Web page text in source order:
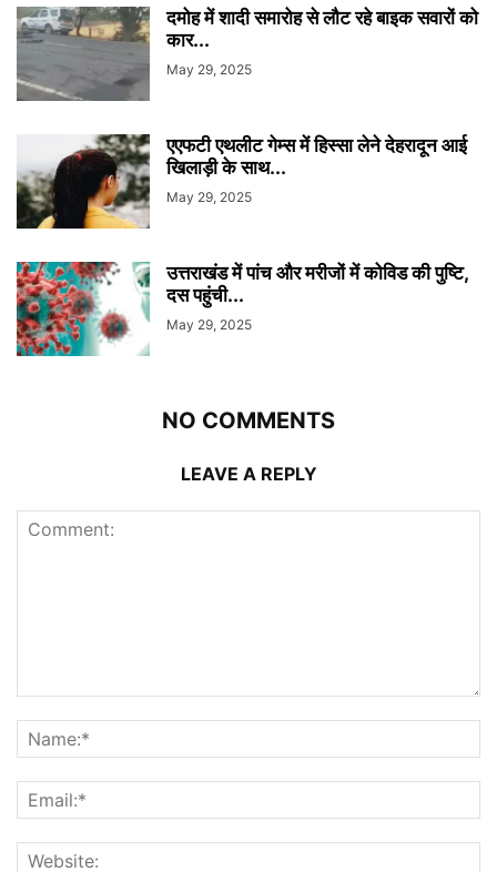
दमोह में शादी समारोह से लौट रहे बाइक सवारों को
कार...
May 29, 2025
एएफटी एथलीट गेम्स में हिस्सा लेने देहरादून आई
खिलाड़ी के साथ...
May 29, 2025
उत्तराखंड में पांच और मरीजों में कोविड की पुष्टि,
दस पहुंची...
May 29, 2025
NO COMMENTS
LEAVE A REPLY